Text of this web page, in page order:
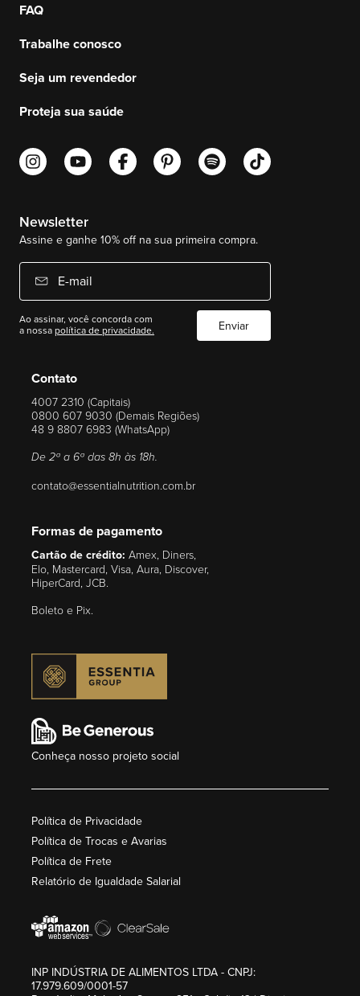
Contato
4007 2310 (Capitais)
0800 607 9030 (Demais Regiões)
48 9 8807 6983 (WhatsApp)
De 2ª a 6ª das 8h às 18h.
contato@essentialnutrition.com.br
Formas de pagamento
Cartão de crédito: Amex, Diners,
Elo, Mastercard, Visa, Aura, Discover,
HiperCard, JCB.
Boleto e Pix.
FAQ
Trabalhe conosco
Seja um revendedor
Proteja sua saúde
Newsletter
Assine e ganhe 10% off na sua primeira compra.
E-mail
Ao assinar, você concorda com
a nossapolítica de privacidade. Enviar
Conheça nosso projeto social
Política de Privacidade
Política de Trocas e Avarias
Política de Frete
Relatório de Igualdade Salarial
INP INDÚSTRIA DE ALIMENTOS LTDA - CNPJ:
17.979.609/0001-57